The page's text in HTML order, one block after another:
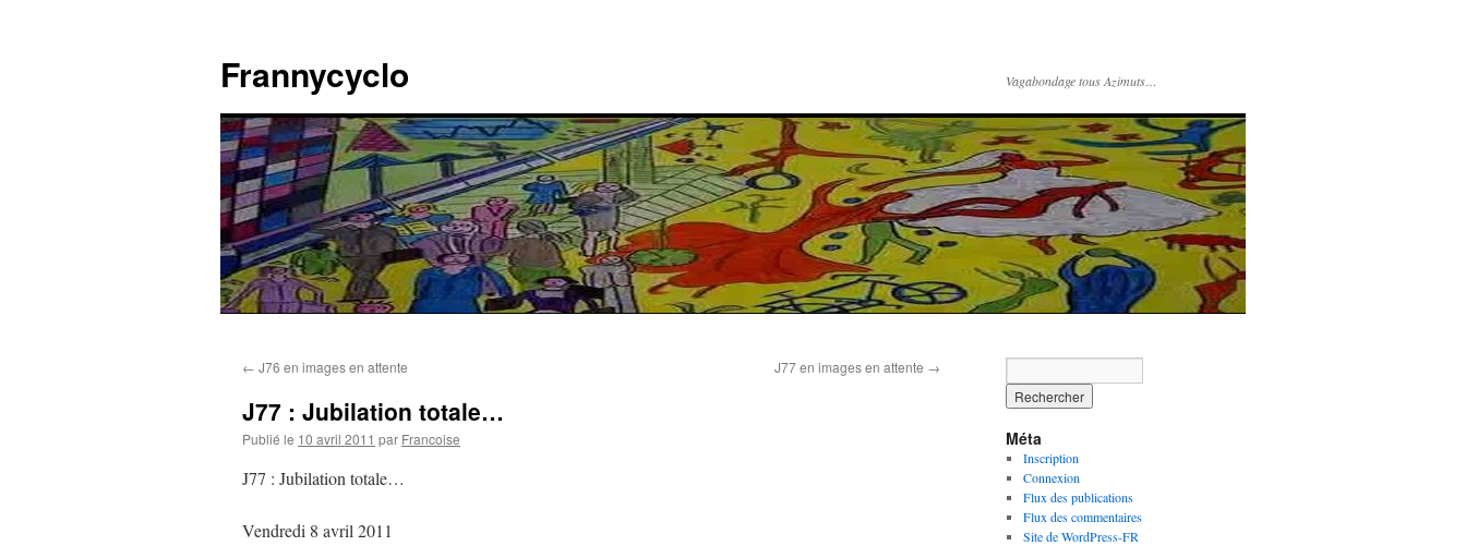
contenu
Frannycyclo Vagabondage tous Azimuts…
← J76 en images en attente J77 en images en attente →
J77 : Jubilation totale…
Publié le 10 avril 2011 par Francoise
J77 : Jubilation totale…
Vendredi 8 avril 2011
Méta
Inscription
Connexion
Flux des publications
Flux des commentaires
Site de WordPress-FR